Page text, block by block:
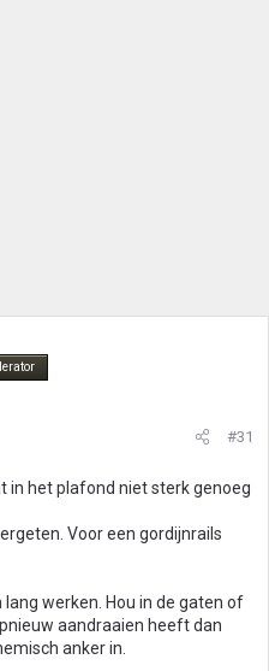
#31
in het plafond niet sterk genoeg
Voor een gordijnrails
werken. Hou in de gaten of
aandraaien heeft dan
anker in.